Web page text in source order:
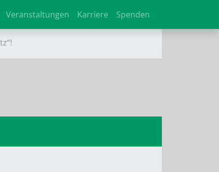
Veranstaltungen Karriere Spenden